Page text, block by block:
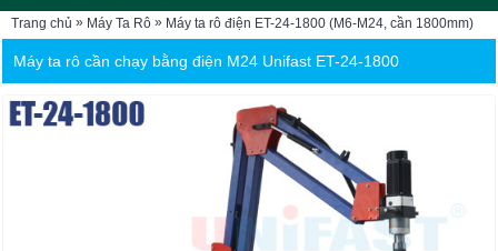
Trang chủ » Máy Ta Rô » Máy ta rô điện ET-24-1800 (M6-M24, cần 1800mm)
Máy ta rô cần chạy bằng điện M24 Unifast ET-24-1800